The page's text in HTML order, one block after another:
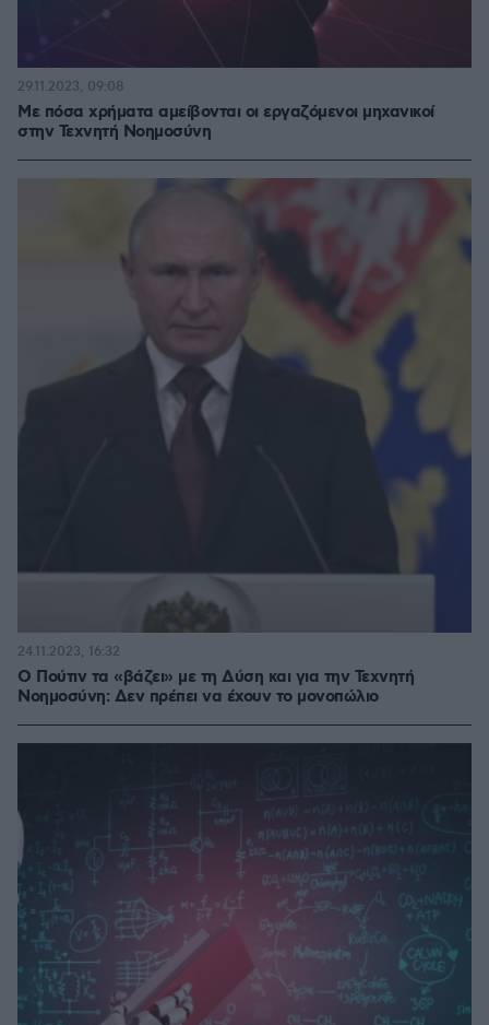
Με πόσα χρήματα αμείβονται οι εργαζόμενοι μηχανικοί
στην Τεχνητή Νοημοσύνη
29.11.2023, 09:08
Ο Πούτιν τα «βάζει» με τη Δύση και για την Τεχνητή
Νοημοσύνη: Δεν πρέπει να έχουν το μονοπώλιο
24.11.2023, 16:32